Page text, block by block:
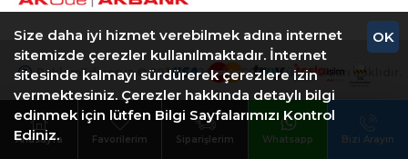
ReklamEdiyoruz © 2018-2026 ARTCOM - Tüm Hakları Saklıdır.
Anasayfa Favorilerim Siparişlerim Whatsapp Bizi Arayın
OK
Size daha iyi hizmet verebilmek adına internet
sitemizde çerezler kullanılmaktadır. İnternet
sitesinde kalmayı sürdürerek çerezlere izin
vermektesiniz. Çerezler hakkında detaylı bilgi
edinmek için lütfen Bilgi Sayfalarımızı Kontrol
Ediniz.